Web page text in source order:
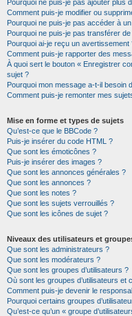
Pourquoi ne puis-je pas ajouter plus
Comment puis-je modifier ou
Pourquoi ne puis-je pas accéder à
Pourquoi ne puis-je pas transférer
Pourquoi ai-je reçu un avertissement
Comment puis-je rapporter des
À quoi sert le bouton « Enregistrer
sujet ?
Pourquoi mon message a-t-il besoin
Comment puis-je remonter mes
Mise en forme et types de sujets
Qu’est-ce que le BBCode ?
Puis-je insérer du code HTML ?
Que sont les émoticônes ?
Puis-je insérer des images ?
Que sont les annonces générales ?
Que sont les annonces ?
Que sont les notes ?
Que sont les sujets verrouillés ?
Que sont les icônes de sujet ?
Niveaux des utilisateurs et
Que sont les administrateurs ?
Que sont les modérateurs ?
Que sont les groupes d’utilisateurs ?
Où sont les groupes d’utilisateurs et
Comment puis-je devenir le
Pourquoi certains groupes
Qu’est-ce qu’un « groupe